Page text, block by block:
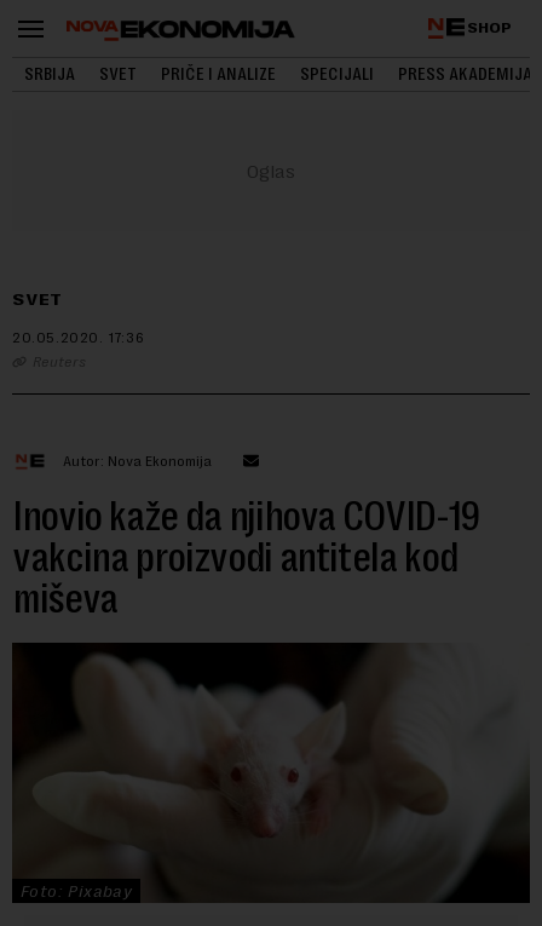
SHOP
SRBIJA SVET PRIČE I ANALIZE SPECIJALI PRESS AKADEMIJA
SVET
20.05.2020. 17:36
Reuters
Autor: Nova Ekonomija
Inovio kaže da njihova COVID-19
vakcina proizvodi antitela kod
miševa
Foto: Pixabay